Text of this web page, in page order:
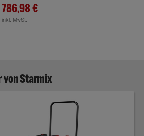
786,98 €
inkl. MwSt.
von Starmix